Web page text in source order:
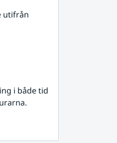
utifrån
i både tid